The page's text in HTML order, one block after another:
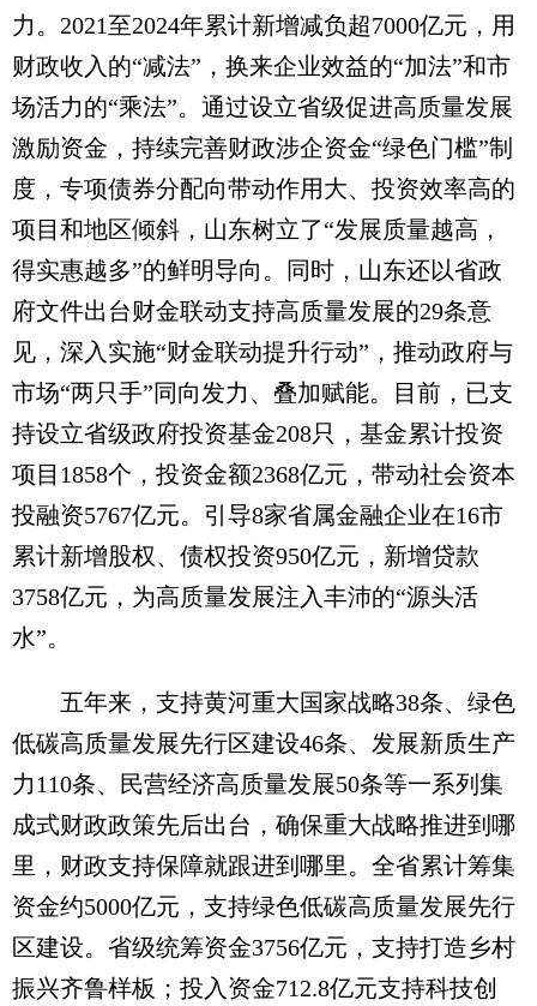
力。2021至2024年累计新增减负超7000亿元，用
财政收入的“减法”，换来企业效益的“加法”和市
场活力的“乘法”。通过设立省级促进高质量发展
激励资金，持续完善财政涉企资金“绿色门槛”制
度，专项债券分配向带动作用大、投资效率高的
项目和地区倾斜，山东树立了“发展质量越高，
得实惠越多”的鲜明导向。同时，山东还以省政
府文件出台财金联动支持高质量发展的29条意
见，深入实施“财金联动提升行动”，推动政府与
市场“两只手”同向发力、叠加赋能。目前，已支
持设立省级政府投资基金208只，基金累计投资
项目1858个，投资金额2368亿元，带动社会资本
投融资5767亿元。引导8家省属金融企业在16市
累计新增股权、债权投资950亿元，新增贷款
3758亿元，为高质量发展注入丰沛的“源头活
水”。
五年来，支持黄河重大国家战略38条、绿色
低碳高质量发展先行区建设46条、发展新质生产
力110条、民营经济高质量发展50条等一系列集
成式财政政策先后出台，确保重大战略推进到哪
里，财政支持保障就跟进到哪里。全省累计筹集
资金约5000亿元，支持绿色低碳高质量发展先行
区建设。省级统筹资金3756亿元，支持打造乡村
振兴齐鲁样板；投入资金712.8亿元支持科技创